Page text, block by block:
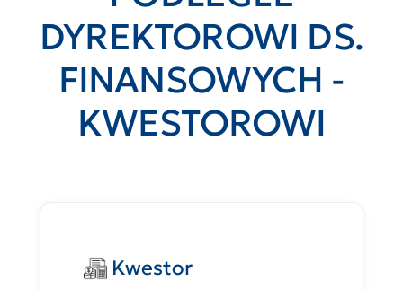
DYREKTOROWI DS.
FINANSOWYCH -
KWESTOROWI
Kwestor